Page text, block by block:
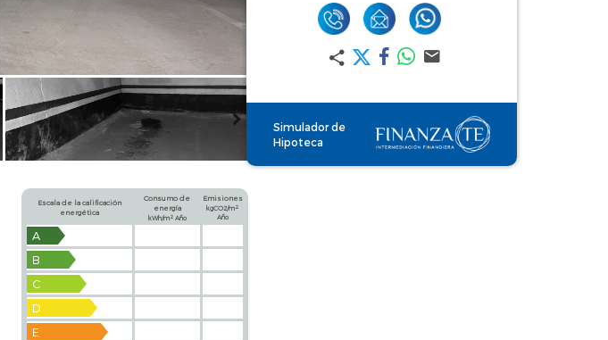
Escala de la calificación
energética
Consumo de
energía
kWh/m2Año
Emisiones
kgCO2/m2
Año
A
B
C
D
E
Simulador de
Hipoteca